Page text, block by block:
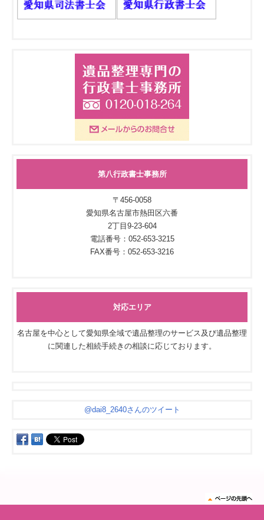
第八行政書士事務所
〒456-0058
愛知県名古屋市熱田区六番
2丁目9-23-604
電話番号：052-653-3215
FAX番号：052-653-3216
対応エリア
名古屋を中心として愛知県全域で遺品整理のサービス及び遺品整理
に関連した相続手続きの相談に応じております。
@dai8_2640さんのツイート